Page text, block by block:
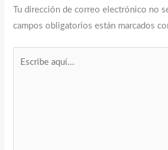
Tu dirección de correo electrónico no
campos obligatorios están marcados